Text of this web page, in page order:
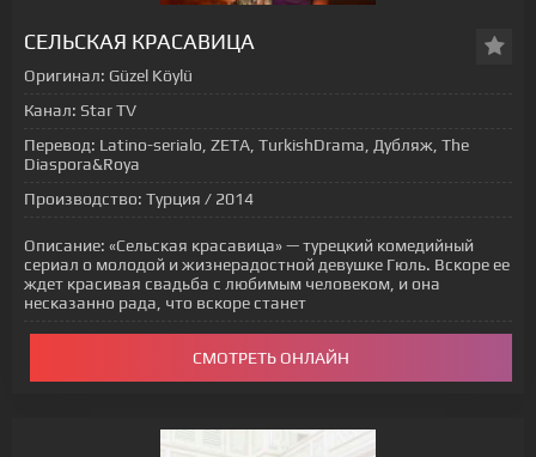
СЕЛЬСКАЯ КРАСАВИЦА
Оригинал: Güzel Köylü
Канал: Star TV
Перевод: Latino-serialo, ZETA, TurkishDrama, Дубляж, The
Diaspora&Roya
Производство: Турция / 2014
Описание: «Сельская красавица» — турецкий комедийный
сериал о молодой и жизнерадостной девушке Гюль. Вскоре ее
ждет красивая свадьба с любимым человеком, и она
несказанно рада, что вскоре станет
СМОТРЕТЬ ОНЛАЙН